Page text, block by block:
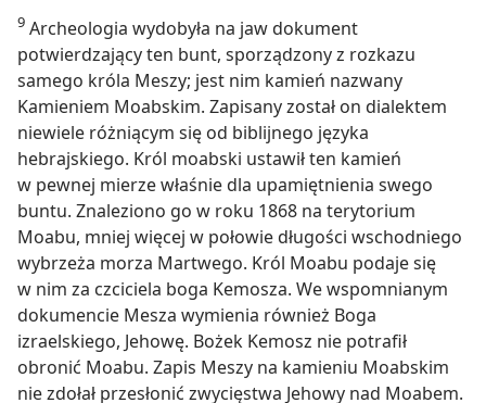
9 Archeologia wydobyła na jaw dokument
potwierdzający ten bunt, sporządzony z rozkazu
samego króla Meszy; jest nim kamień nazwany
Kamieniem Moabskim. Zapisany został on dialektem
niewiele różniącym się od biblijnego języka
hebrajskiego. Król moabski ustawił ten kamień
w pewnej mierze właśnie dla upamiętnienia swego
buntu. Znaleziono go w roku 1868 na terytorium
Moabu, mniej więcej w połowie długości wschodniego
wybrzeża morza Martwego. Król Moabu podaje się
w nim za czciciela boga Kemosza. We wspomnianym
dokumencie Mesza wymienia również Boga
izraelskiego, Jehowę. Bożek Kemosz nie potrafił
obronić Moabu. Zapis Meszy na kamieniu Moabskim
nie zdołał przesłonić zwycięstwa Jehowy nad Moabem.